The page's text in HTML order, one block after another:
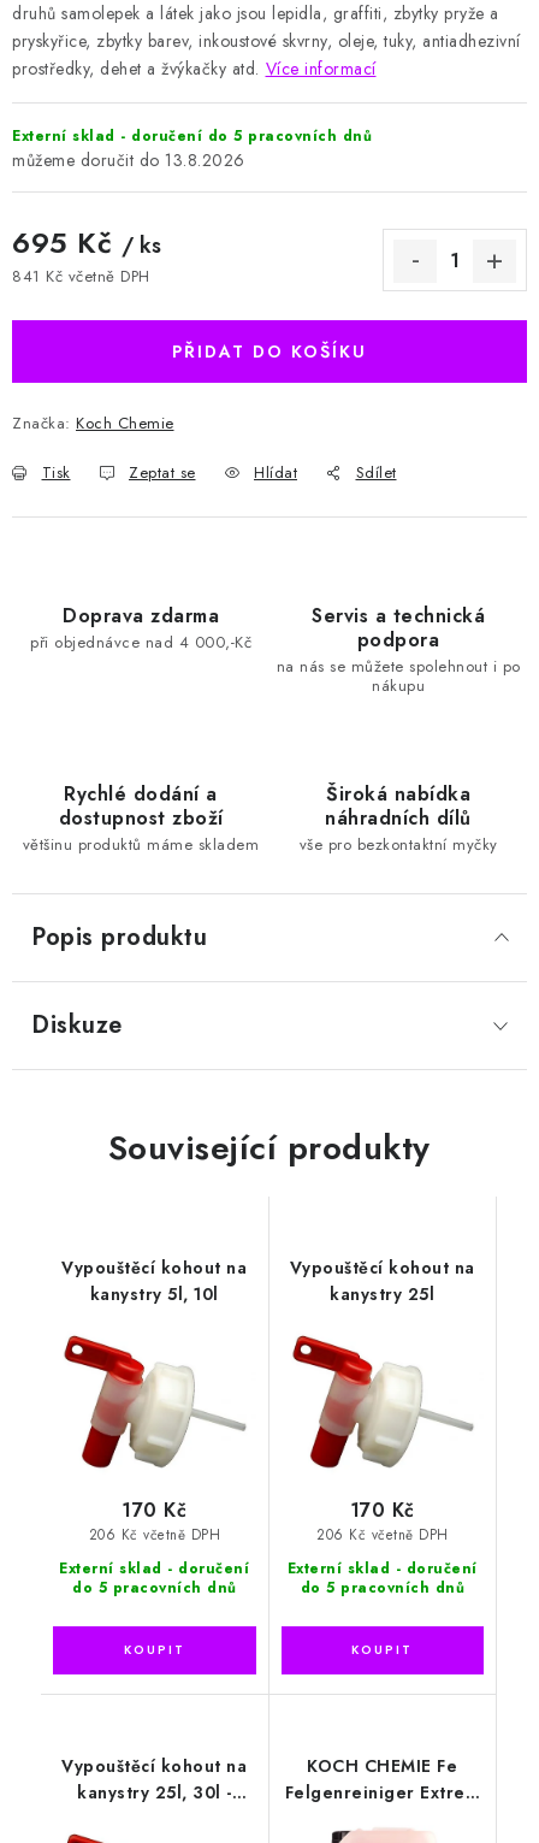
druhů samolepek a látek jako jsou lepidla, graffiti, zbytky pryže a
pryskyřice, zbytky barev, inkoustové skvrny, oleje, tuky, antiadhezivní
prostředky, dehet a žvýkačky atd. Více informací
Externí sklad - doručení do 5 pracovních dnů
13.8.2026
695 Kč / ks
841 Kč včetně DPH
PŘIDAT DO KOŠÍKU
Značka: Koch Chemie
Tisk Zeptat se Hlídat Sdílet
Doprava zdarma
při objednávce nad 4 000,-Kč
Servis a technická
podpora
na nás se můžete spolehnout i po
nákupu
Rychlé dodání a
dostupnost zboží
většinu produktů máme skladem
Široká nabídka
náhradních dílů
vše pro bezkontaktní myčky
Popis produktu
Diskuze
Související produkty
Vypouštěcí kohout na
kanystry 5l, 10l
Externí sklad - doručení
do 5 pracovních dnů
206 Kč včetně DPH
170 Kč
Vypouštěcí kohout na
kanystry 25l
Externí sklad - doručení
do 5 pracovních dnů
206 Kč včetně DPH
170 Kč
Vypouštěcí kohout na
kanystry 25l, 30l -
KOCH CHEMIE Fe
Felgenreiniger Extrem